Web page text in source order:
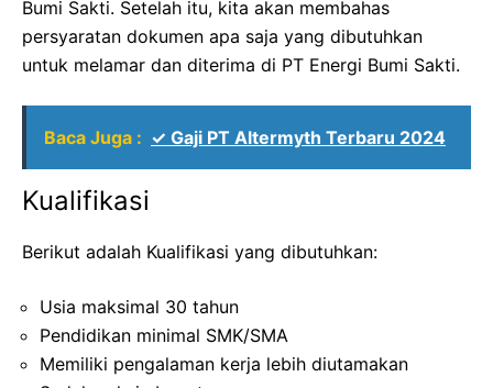
Bumi Sakti. Setelah itu, kita akan membahas
persyaratan dokumen apa saja yang dibutuhkan
untuk melamar dan diterima di PT Energi Bumi Sakti.
Baca Juga : ✓ Gaji PT Altermyth Terbaru 2024
Kualifikasi
Berikut adalah Kualifikasi yang dibutuhkan:
Usia maksimal 30 tahun
Pendidikan minimal SMK/SMA
Memiliki pengalaman kerja lebih diutamakan